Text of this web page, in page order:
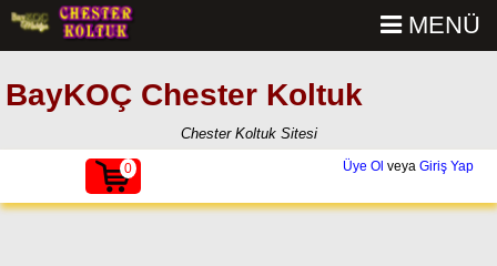
BayKOÇ Chester Koltuk
MENÜ
Chester Koltuk Sitesi
0 Üye Ol veya Giriş Yap